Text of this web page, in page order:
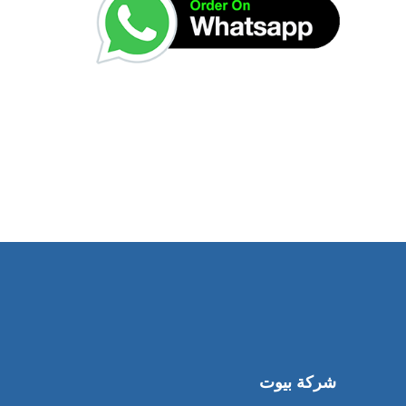
شركة بيوت